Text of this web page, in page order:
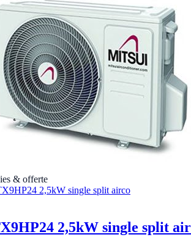
& offerte
2,5kW single split airco
2,5kW single split